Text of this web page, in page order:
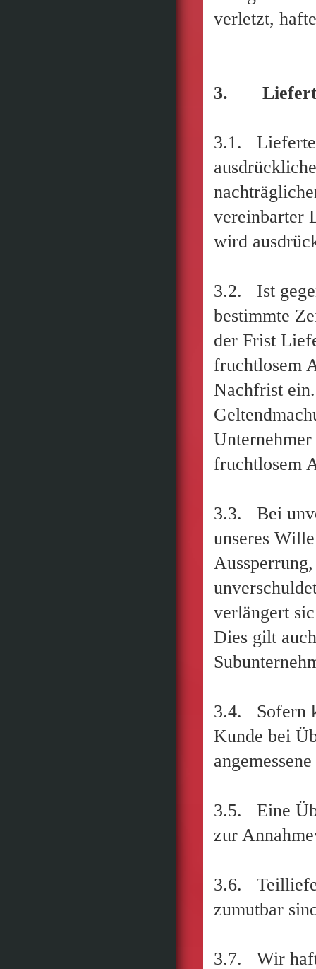
verletzt,
3.
3.1.
vereinbarter
wird
3.2. Ist
bestimmte
der Frist
fruchtlosem
Nachfrist
fruchtlosem
3.3. Bei
unseres
verlängert
Dies gilt
3.4. Sofern
Kunde bei
3.5. Eine
zur
3.6.
zumutbar
3.7. Wir